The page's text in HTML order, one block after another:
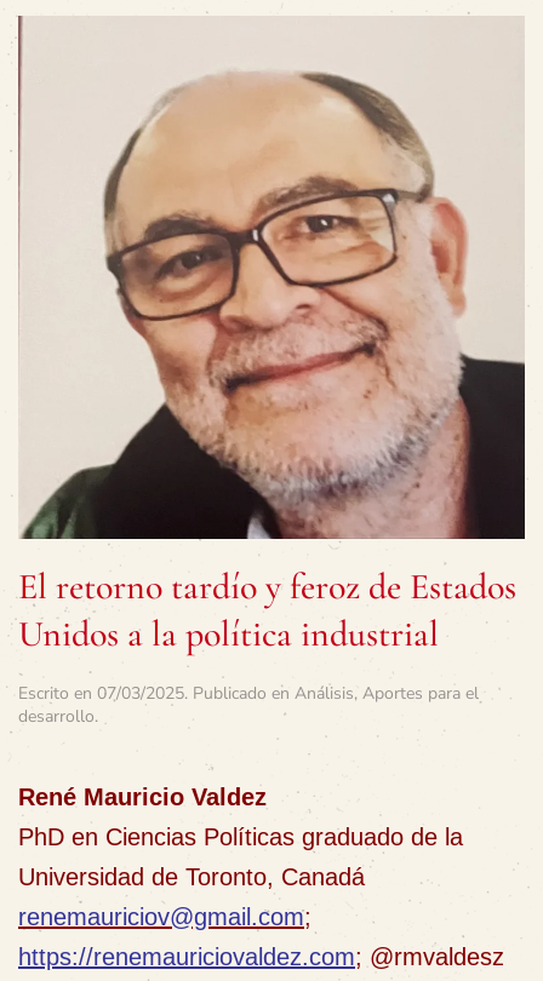
El retorno tardío y feroz de Estados
Unidos a la política industrial
Escrito en 07/03/2025. Publicado en Análisis, Aportes para el
desarrollo.
René Mauricio Valdez
PhD en Ciencias Políticas graduado de la
Universidad de Toronto, Canadá
renemauriciov@gmail.com;
https://renemauriciovaldez.com; @rmvaldesz